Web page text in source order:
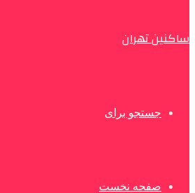
ساکنین تهران
جستجو برای
صفحه نخست